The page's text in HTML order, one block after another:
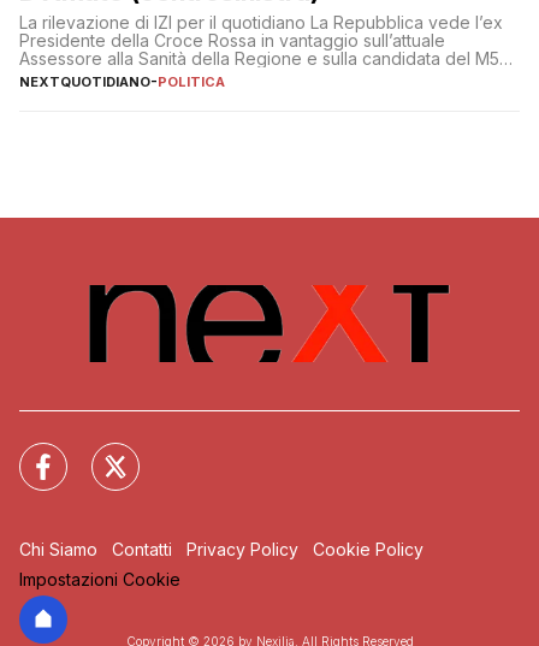
La rilevazione di IZI per il quotidiano La Repubblica vede l’ex
Presidente della Croce Rossa in vantaggio sull’attuale
Assessore alla Sanità della Regione e sulla candidata del M5S
Donatella Bianchi
NEXTQUOTIDIANO-POLITICA
Chi Siamo Contatti Privacy Policy
Cookie Policy
Impostazioni Cookie
Copyright © 2026 by Nexilia. All Rights Reserved